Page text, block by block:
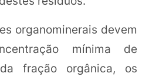
organominerais devem
mínima de
fração orgânica, os